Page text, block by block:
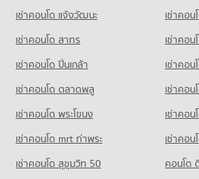
ขายคอนโด รร.สายน้ำผึ้ง
มีคอนโดขาย 18,881 ประกาศ
892 โครงการ
คอนโดให้เช่า รร.ไทยคริสเตียน
มีคอนโดขาย 21,505 ประกาศ
คอนโดให้เช่า บิ๊กซี ซูเปอร์เซ็นเตอร์ เอกมัย
มีคอนโดให้เช่า 28,359 ประกาศ
ขายคอนโด บิ๊กซี ซูเปอร์เซ็นเตอร์ เอกมัย
มีคอนโดขาย 10,172 ประกาศ
คอนโด แม็คโคร ฟู้ดเซอร์วิส สุขุมวิท 71
คอนโดให้เช่า แม็คโคร ฟู้ดเซอร์วิส สุขุมวิท 71
มีคอนโดให้เช่า 12,106 ประกาศ
ขายคอนโด แม็คโคร ฟู้ดเซอร์วิส สุขุมวิท 71
มีคอนโดขาย 4,590 ประกาศ
304 โครงการ
คอนโดให้เช่า ซอยทองหล่อ (สุขุมวิท 55)
มีคอนโดขาย 7,999 ประกาศ
คอนโด สุขุมวิท 42
4 โครงการ
คอนโดให้เช่า สุขุมวิท 42
มีคอนโดให้เช่า 884 ประกาศ
มีคอนโดขาย 5,957 ประกาศ
เช่าคอนโด แจ้งวัฒนะ
เช่าคอ
เช่าคอนโด สาทร
เช่าคอ
เช่าคอนโด ปิ่นเกล้า
เช่าคอ
เช่าคอนโด ตลาดพลู
เช่าคอ
เช่าคอนโด พระโขนง
เช่าคอน
เช่าคอนโด mrt ท่าพระ
เช่าคอ
เช่าคอนโด สุขุมวิท 50
คอนโด